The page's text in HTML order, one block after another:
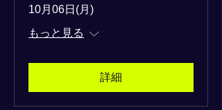
10月06日(月)
もっと見る
詳細